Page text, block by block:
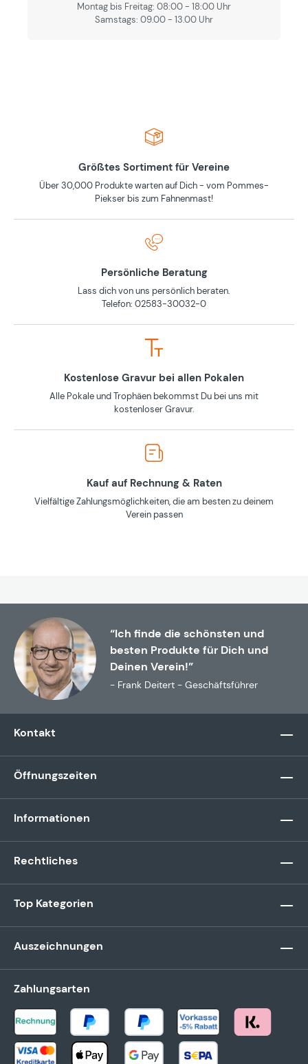
Montag bis Freitag: 08:00 - 18:00 Uhr
Samstags: 09.00 - 13.00 Uhr
Größtes Sortiment für Vereine
Über 30,000 Produkte warten auf Dich - vom Pommes-
Piekser bis zum Fahnenmast!
Persönliche Beratung
Lass dich von uns persönlich beraten.
Telefon: 02583-30032-0
Kostenlose Gravur bei allen Pokalen
Alle Pokale und Trophäen bekommst Du bei uns mit
kostenloser Gravur.
Kauf auf Rechnung & Raten
Vielfältige Zahlungsmöglichkeiten, die am besten zu deinem
Verein passen
“Ich finde die schönsten und
besten Produkte für Dich und
Deinen Verein!”
- Frank Deitert - Geschäftsführer
Kontakt
Öffnungszeiten
Informationen
Rechtliches
Top Kategorien
Auszeichnungen
Zahlungsarten